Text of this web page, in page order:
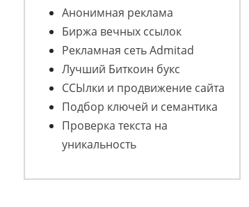
Анонимная реклама
Биржа вечных ссылок
Рекламная сеть Admitad
Лучший Биткоин букс
ССЫлки и продвижение сайта
Подбор ключей и семантика
Проверка текста на
уникальность